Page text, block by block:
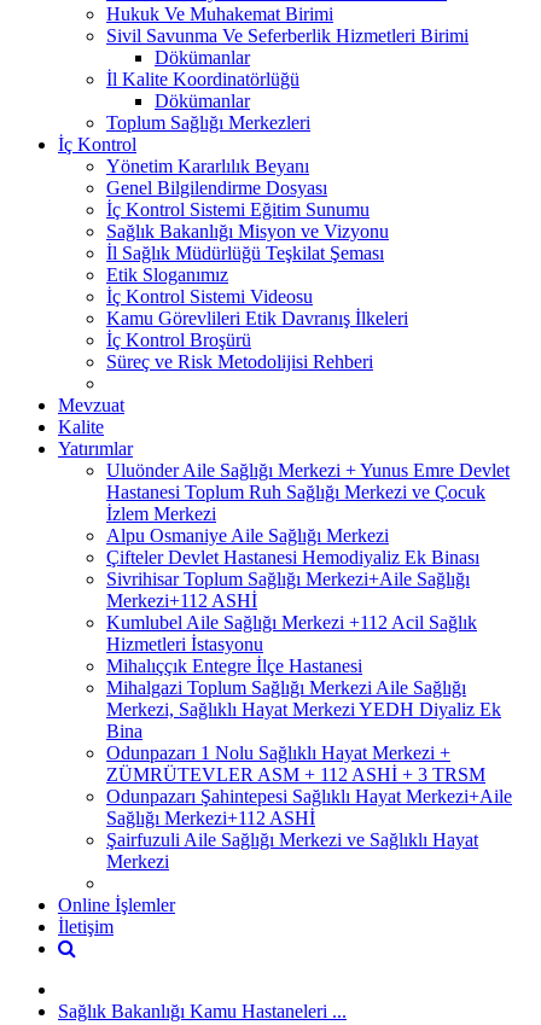
Hukuk Ve Muhakemat Birimi
Sivil Savunma Ve Seferberlik Hizmetleri Birimi
Dökümanlar
İl Kalite Koordinatörlüğü
Dökümanlar
Toplum Sağlığı Merkezleri
İç Kontrol
Yönetim Kararlılık Beyanı
Genel Bilgilendirme Dosyası
İç Kontrol Sistemi Eğitim Sunumu
Sağlık Bakanlığı Misyon ve Vizyonu
İl Sağlık Müdürlüğü Teşkilat Şeması
Etik Sloganımız
İç Kontrol Sistemi Videosu
Kamu Görevlileri Etik Davranış İlkeleri
İç Kontrol Broşürü
Süreç ve Risk Metodolijisi Rehberi
Mevzuat
Kalite
Yatırımlar
Uluönder Aile Sağlığı Merkezi + Yunus Emre Devlet
Hastanesi Toplum Ruh Sağlığı Merkezi ve Çocuk
İzlem Merkezi
Alpu Osmaniye Aile Sağlığı Merkezi
Çifteler Devlet Hastanesi Hemodiyaliz Ek Binası
Sivrihisar Toplum Sağlığı Merkezi+Aile Sağlığı
Merkezi+112 ASHİ
Kumlubel Aile Sağlığı Merkezi +112 Acil Sağlık
Hizmetleri İstasyonu
Mihalıççık Entegre İlçe Hastanesi
Mihalgazi Toplum Sağlığı Merkezi Aile Sağlığı
Merkezi, Sağlıklı Hayat Merkezi YEDH Diyaliz Ek
Bina
Odunpazarı 1 Nolu Sağlıklı Hayat Merkezi +
ZÜMRÜTEVLER ASM + 112 ASHİ + 3 TRSM
Odunpazarı Şahintepesi Sağlıklı Hayat Merkezi+Aile
Sağlığı Merkezi+112 ASHİ
Şairfuzuli Aile Sağlığı Merkezi ve Sağlıklı Hayat
Merkezi
Online İşlemler
İletişim
Sağlık Bakanlığı Kamu Hastaneleri ...